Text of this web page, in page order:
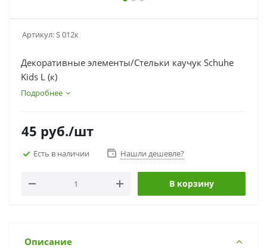
Артикул:S 012к
Декоративные элементы/Стельки каучук Schuhe
Kids L (к)
Подробнее
45 руб./шт
Есть в наличии Нашли дешевле?
В корзину
Описание